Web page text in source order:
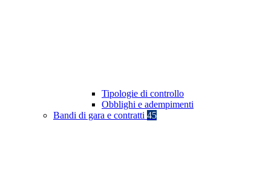
Tipologie di controllo
Obblighi e adempimenti
Bandi di gara e contratti 45